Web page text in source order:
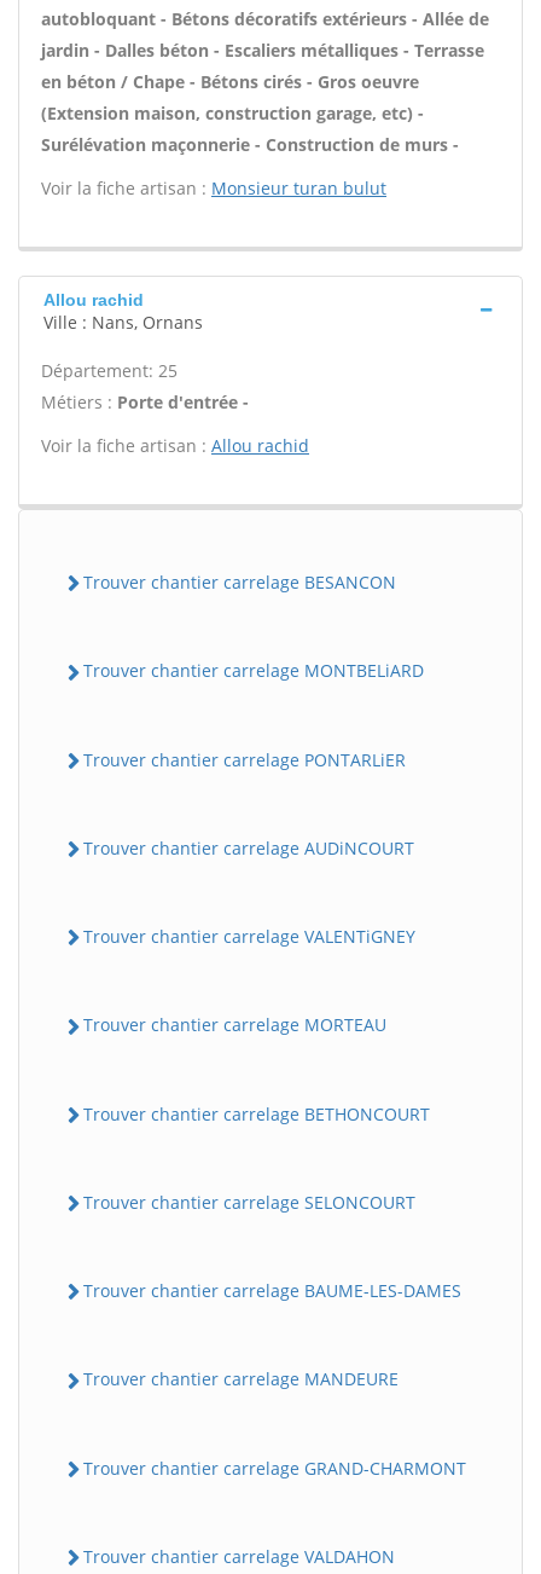
autobloquant - Bétons décoratifs extérieurs - Allée de
jardin - Dalles béton - Escaliers métalliques - Terrasse
en béton / Chape - Bétons cirés - Gros oeuvre
(Extension maison, construction garage, etc) -
Surélévation maçonnerie - Construction de murs -
Voir la fiche artisan : Monsieur turan bulut
Allou rachid
Ville : Nans, Ornans
Département: 25
Métiers : Porte d'entrée -
Voir la fiche artisan : Allou rachid
Trouver chantier carrelage BESANCON
Trouver chantier carrelage MONTBELiARD
Trouver chantier carrelage PONTARLiER
Trouver chantier carrelage AUDiNCOURT
Trouver chantier carrelage VALENTiGNEY
Trouver chantier carrelage MORTEAU
Trouver chantier carrelage BETHONCOURT
Trouver chantier carrelage SELONCOURT
Trouver chantier carrelage BAUME-LES-DAMES
Trouver chantier carrelage MANDEURE
Trouver chantier carrelage GRAND-CHARMONT
Trouver chantier carrelage VALDAHON